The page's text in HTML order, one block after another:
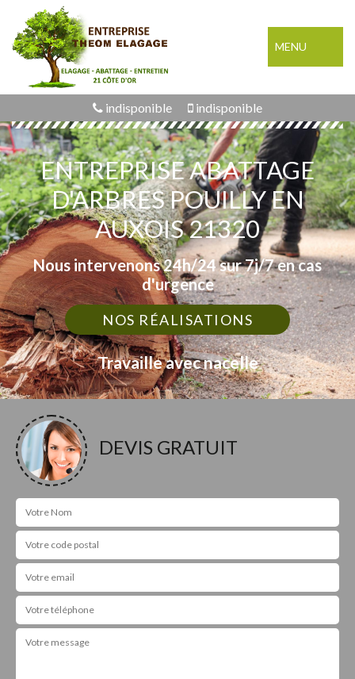
MENU
indisponible indisponible
ENTREPRISE ABATTAGE
D'ARBRES POUILLY EN
AUXOIS 21320
Nous intervenons 24h/24 sur 7j/7 en cas
d'urgence
NOS RÉALISATIONS
Travaille avec nacelle
DEVIS GRATUIT